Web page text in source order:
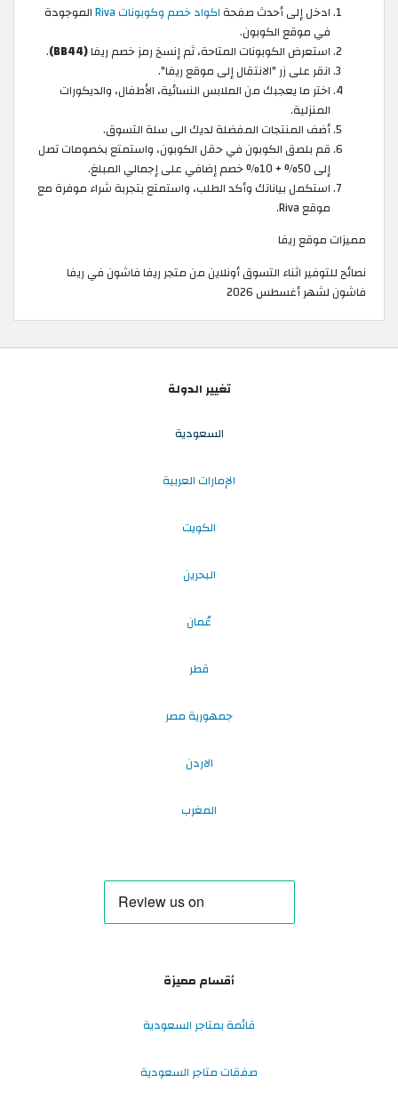
ادخل إلى أحدث صفحة اكواد خصم وكوبونات Riva
الموجودة
في موقع الكوبون.
استعرض الكوبونات المتاحة، ثم إنسخ رمز خصم ريفا(BB44)
.
انقر على زر "الانتقال إلى موقع ريفا".
اختر ما يعجبك من الملابس النسائية، الأطفال، والديكورات
المنزلية.
أضف المنتجات المفضلة لديك الى سلة التسوق.
قم بلصق الكوبون في حقل الكوبون، واستمتع بخصومات تصل
إلى 50% + 10% خصم إضافي على إجمالي المبلغ.
استكمل بياناتك وأكد الطلب، واستمتع بتجربة شراء موفرة مع
موقع Riva.
مميزات موقع ريفا
نصائح للتوفير اثناء التسوق أونلاين من متجر ريفا فاشون في ريفا
فاشون لشهر أغسطس 2026
تغيير الدولة
السعودية
الإمارات العربية
الكويت
البحرين
عُمان
قطر
جمهورية مصر
الاردن
المغرب
أقسام مميزة
قائمة بمتاجر السعودية
صفقات متاجر السعودية